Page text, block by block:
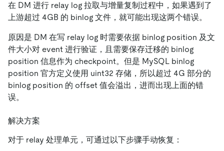
在 DM 进行 relay log 拉取与增量复制过程中，如果遇到了
上游超过 4GB 的 binlog 文件，就可能出现这两个错误。
原因是 DM 在写 relay log 时需要依据 binlog position 及文
件大小对 event 进行验证，且需要保存迁移的 binlog
position 信息作为 checkpoint。但是 MySQL binlog
position 官方定义使用 uint32 存储，所以超过 4G 部分的
binlog position 的 offset 值会溢出，进而出现上面的错
误。
解决方案
对于 relay 处理单元，可通过以下步骤手动恢复：